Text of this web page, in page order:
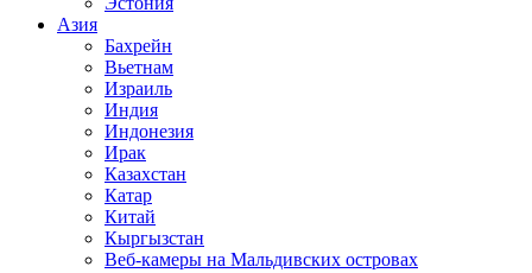
Азия
Бахрейн
Вьетнам
Израиль
Индия
Индонезия
Ирак
Казахстан
Катар
Китай
Кыргызстан
Веб-камеры на Мальдивских островах